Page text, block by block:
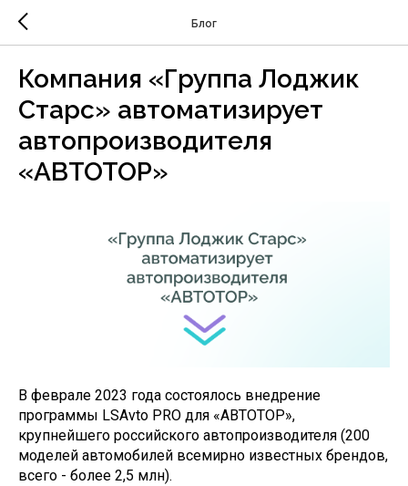
Блог
Компания «Группа Лоджик
Старс» автоматизирует
автопроизводителя
«АВТОТОР»
В феврале 2023 года состоялось внедрение
программы LSAvto PRO для «АВТОТОР»,
крупнейшего российского автопроизводителя (200
моделей автомобилей всемирно известных брендов,
всего - более 2,5 млн).